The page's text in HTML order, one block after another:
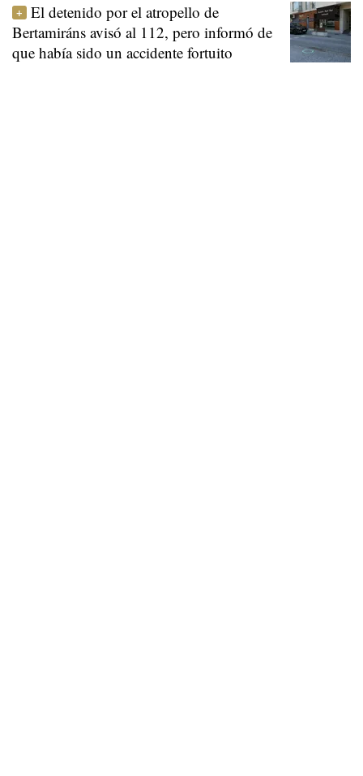
El detenido por el atropello de
Bertamiráns avisó al 112, pero informó de
que había sido un accidente fortuito